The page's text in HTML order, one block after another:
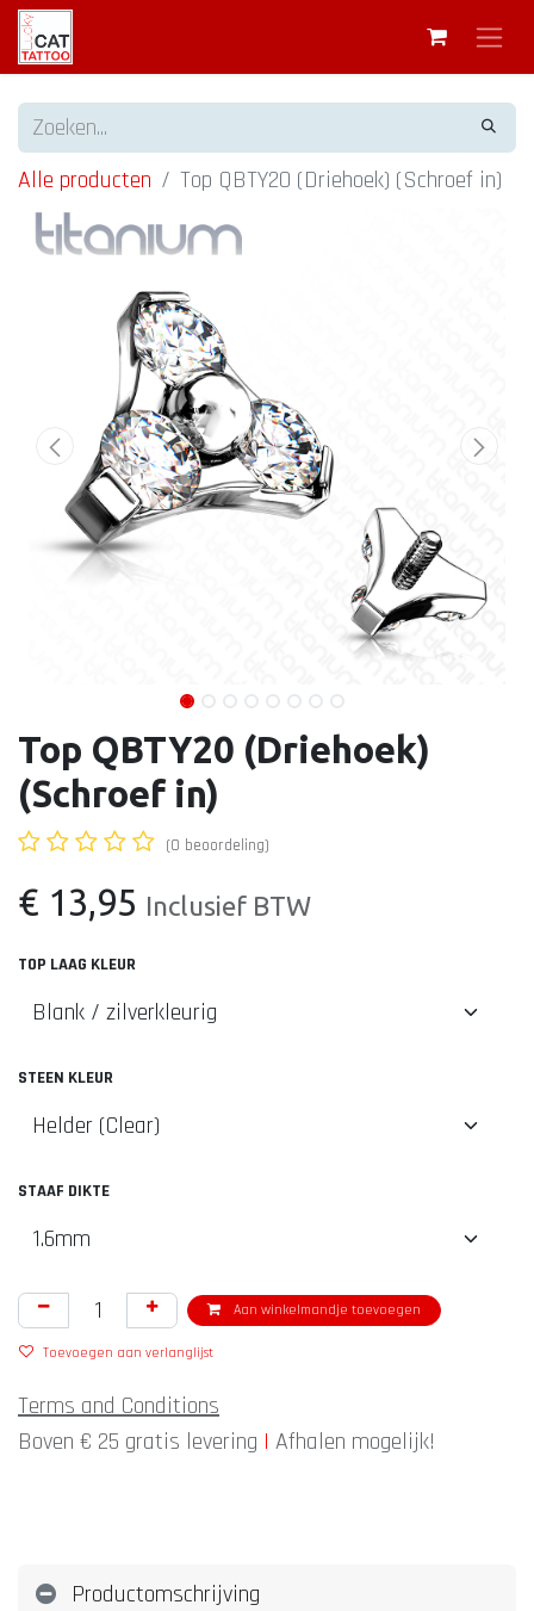
Alle producten Top QBTY20 (Driehoek) (Schroef in)
Top QBTY20 (Driehoek)
(Schroef in)
(0 beoordeling)
€ 13,95 Inclusief BTW
TOP LAAG KLEUR
STEEN KLEUR
STAAF DIKTE
Aan winkelmandje toevoegen
Toevoegen aan verlanglijst
Terms and Conditions
Boven € 25 gratis levering | Afhalen mogelijk!
Productomschrijving